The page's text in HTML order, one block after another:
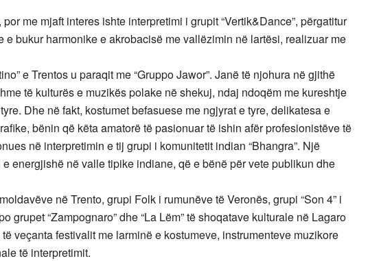
me mjaft interes ishte interpretimi i grupit “Vertik&Dance”, përgatitur
bukur harmonike e akrobacisë me vallëzimin në lartësi, realizuar me
e Trentos u paraqit me “Gruppo Jawor”. Janë të njohura në gjithë
të kulturës e muzikës polake në shekuj, ndaj ndoqëm me kureshtje
Dhe në fakt, kostumet befasuese me ngjyrat e tyre, delikatesa e
bënin që këta amatorë të pasionuar të ishin afër profesionistëve të
në interpretimin e tij grupi i komunitetit indian “Bhangra”. Një
energjishë në valle tipike indiane, që e bënë për vete publikun dhe
në Trento, grupi Folk i rumunëve të Veronës, grupi “Son 4” i
grupet “Zampognaro” dhe “La Lëm” të shoqatave kulturale në Lagaro
veçanta festivalit me larminë e kostumeve, instrumenteve muzikore
të interpretimit.